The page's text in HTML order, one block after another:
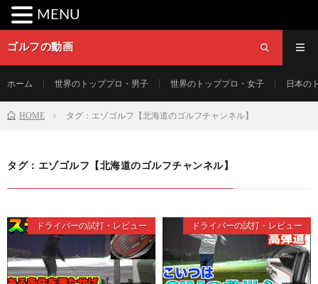
ゴルフの動画
ホーム 世界のトッププロ・男子 世界のトッププロ・女子 日本の
HOME タグ：エゾゴルフ【北海道のゴルフチャンネル】
タグ：エゾゴルフ【北海道のゴルフチャンネル】
ドライバーの試打・レビュー ドライバーの試打・レビュー
MENU